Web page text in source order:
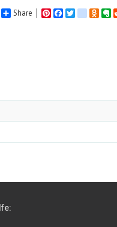
Share PinterestFacebook
Twitter